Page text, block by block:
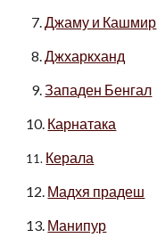
7.Джаму и Кашмир
8.Джхаркханд
9.Западен Бенгал
10. Карнатака
11. Керала
12. Мадхя прадеш
13. Манипур